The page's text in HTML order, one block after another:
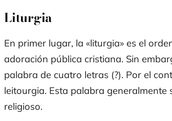
Liturgia
En primer lugar, la «liturgia» es el
adoración pública cristiana. Sin
palabra de cuatro letras (?). Por el
leitourgia. Esta palabra generalmente
religioso.